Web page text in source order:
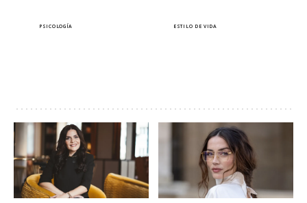
PSICOLOGÍA ESTILO DE VIDA